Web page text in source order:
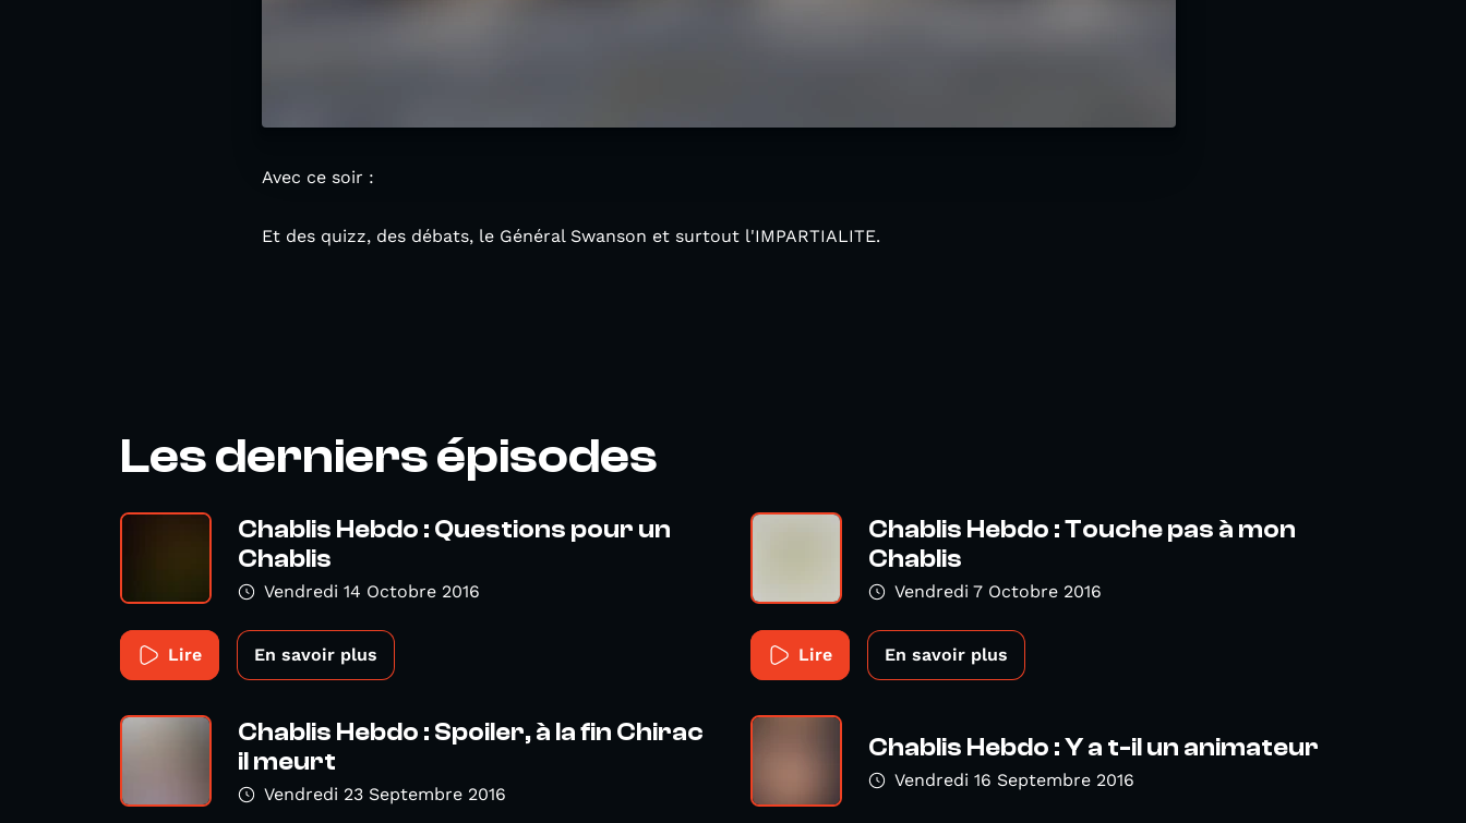
Avec ce soir :
Et des quizz, des débats, le Général Swanson et surtout l'IMPARTIALITE.
Les derniers épisodes
Chablis Hebdo : Questions pour un
Chablis
Vendredi 14 Octobre 2016
Lire En savoir plus
Chablis Hebdo : Touche pas à mon
Chablis
Vendredi 7 Octobre 2016
Lire En savoir plus
Chablis Hebdo : Spoiler, à la fin Chirac
il meurt
Vendredi 23 Septembre 2016
Chablis Hebdo : Y a t-il un animateur
Vendredi 16 Septembre 2016